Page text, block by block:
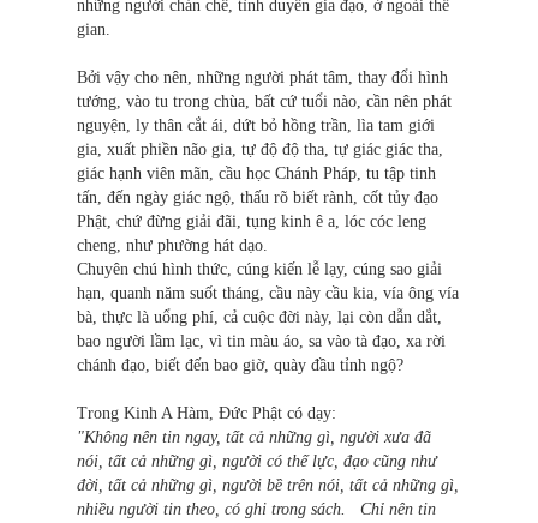
những người chán chê, tình duyên gia đạo, ở ngoài thế
gian.
Bởi vậy cho nên, những người phát tâm, thay đổi hình
tướng, vào tu trong chùa, bất cứ tuổi nào, cần nên phát
nguyện, ly thân cắt ái, dứt bỏ hồng trần, lìa tam giới
gia, xuất phiền não gia, tự độ độ tha, tự giác giác tha,
giác hạnh viên mãn, cầu học Chánh Pháp, tu tập tinh
tấn, đến ngày giác ngộ, thấu rõ biết rành, cốt tủy đạo
Phật, chứ đừng giải đãi, tụng kinh ê a, lóc cóc leng
cheng, như phường hát dạo.
Chuyên chú hình thức, cúng kiến lễ lạy, cúng sao giải
hạn, quanh năm suốt tháng, cầu này cầu kia, vía ông vía
bà, thực là uổng phí, cả cuộc đời này, lại còn dẫn dắt,
bao người lầm lạc, vì tin màu áo, sa vào tà đạo, xa rời
chánh đạo, biết đến bao giờ, quày đầu tỉnh ngộ?
Trong Kinh A Hàm, Đức Phật có dạy:
"Không nên tin ngay, tất cả những gì, người xưa đã
nói, tất cả những gì, người có thế lực, đạo cũng như
đời, tất cả những gì, người bề trên nói, tất cả những gì,
nhiều người tin theo, có ghi trong sách. Chỉ nên tin